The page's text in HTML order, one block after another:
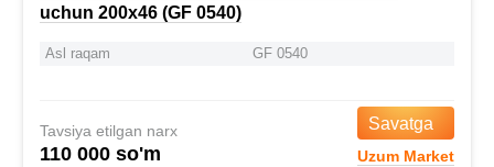
uchun 200x46 (GF 0540)
Asl raqam GF 0540
Tavsiya etilgan narx
110 000 so'm
Savatga
Uzum Market